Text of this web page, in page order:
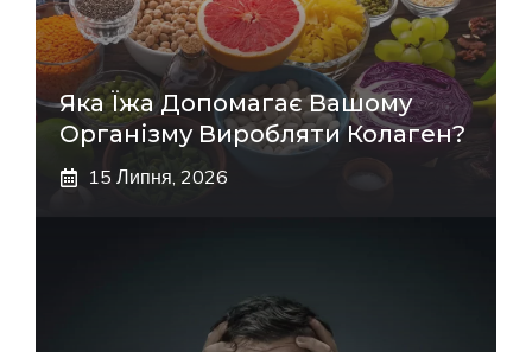
Яка Їжа Допомагає Вашому
Організму Виробляти Колаген?
15 Липня, 2026